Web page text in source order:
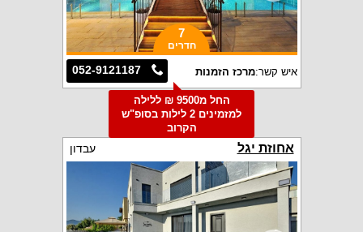
7
חדרים
052-9121187 איש קשר:מרכז הזמנות
החל מ9500 ₪ ללילה
למזמינים 2 לילות בסופ"ש
הקרוב
אחוזת יגל עבדון